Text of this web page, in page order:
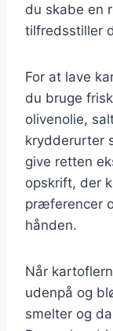
du skabe en
tilfredsstiller
For at lave
du bruge
olivenolie,
krydderurter
give retten
opskrift, der
præferencer
hånden.
Når
udenpå og
smelter og